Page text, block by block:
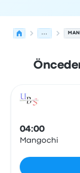
...
04:00
Mangochi